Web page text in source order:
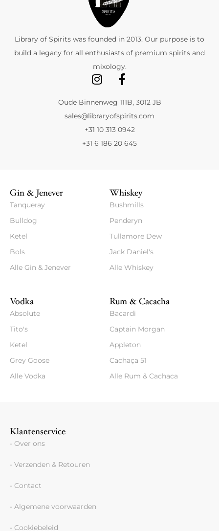
Library of Spirits was founded in 2013. Our purpose is to
build a legacy for all enthusiasts of premium spirits and
mixology.
Oude Binnenweg 111B, 3012 JB
sales@libraryofspirits.com
+31 10 313 0942
+31 6 186 20 645
Gin & Jenever
Tanqueray
Bulldog
Ketel
Bols
Alle Gin & Jenever
Whiskey
Bushmills
Penderyn
Tullamore Dew
Jack Daniel's
Alle Whiskey
Vodka
Absolute
Tito's
Ketel
Grey Goose
Alle Vodka
Rum & Cacacha
Bacardi
Captain Morgan
Appleton
Cachaça 51
Alle Rum & Cachaca
Klantenservice
- Over ons
- Verzenden & Retouren
- Contact
- Algemene voorwaarden
- Cookiebeleid